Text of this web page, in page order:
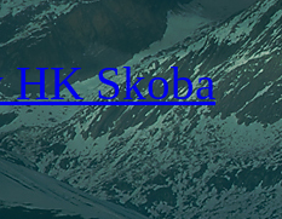
HK Skoba